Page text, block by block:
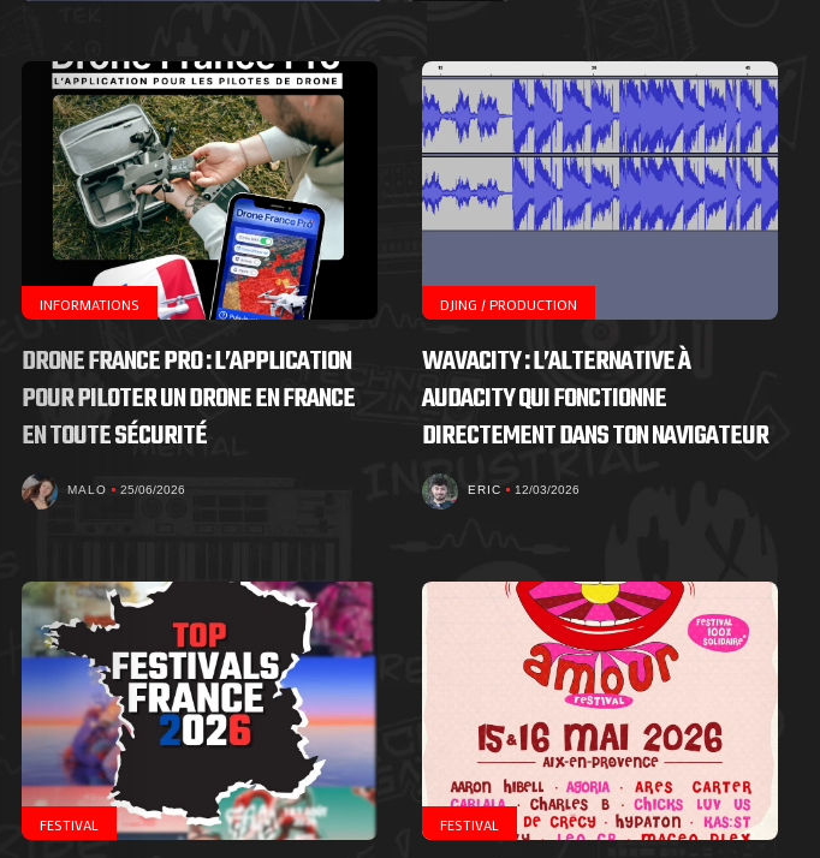
de
Nous
Contactez-
nous
!
Search
INFORMATIONS
DRONE FRANCE PRO : L’APPLICATION
POUR PILOTER UN DRONE EN FRANCE
EN TOUTE SÉCURITÉ
MALO 25/06/2026
DJING / PRODUCTION
WAVACITY : L’ALTERNATIVE À
AUDACITY QUI FONCTIONNE
DIRECTEMENT DANS TON NAVIGATEUR
ERIC 12/03/2026
FESTIVAL FESTIVAL